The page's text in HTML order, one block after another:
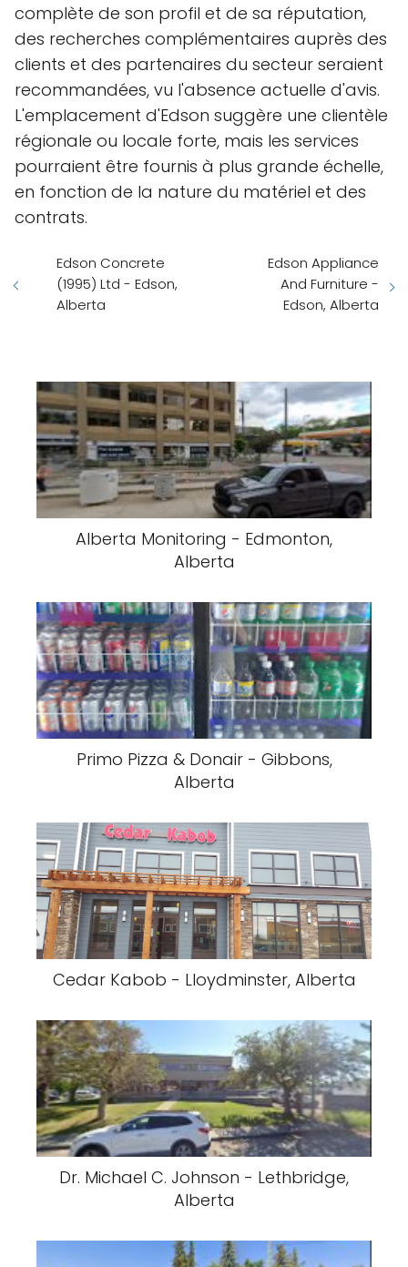
complète de son profil et de sa réputation,
des recherches complémentaires auprès des
clients et des partenaires du secteur seraient
recommandées, vu l'absence actuelle d'avis.
L'emplacement d'Edson suggère une clientèle
régionale ou locale forte, mais les services
pourraient être fournis à plus grande échelle,
en fonction de la nature du matériel et des
contrats.
Edson Concrete
(1995) Ltd - Edson,
Alberta
Edson Appliance
And Furniture -
Edson, Alberta
Alberta Monitoring - Edmonton,
Alberta
Primo Pizza & Donair - Gibbons,
Alberta
Cedar Kabob - Lloydminster, Alberta
Dr. Michael C. Johnson - Lethbridge,
Alberta